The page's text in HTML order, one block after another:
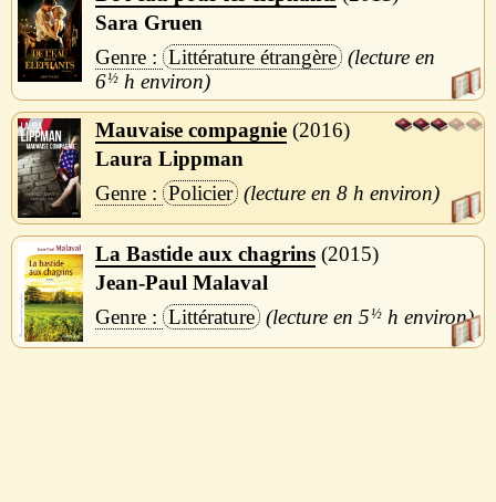
Sara Gruen
Littérature étrangère
6½ h
Mauvaise compagnie 2016
Laura Lippman
Policier
8 h
La Bastide aux chagrins 2015
Jean-Paul Malaval
Littérature
5½ h